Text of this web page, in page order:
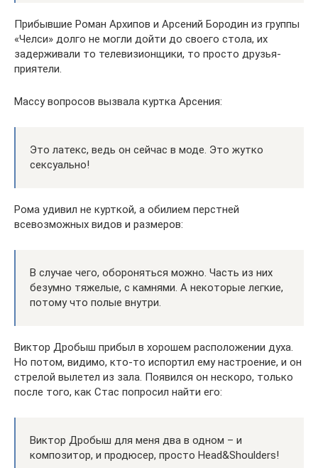
Прибывшие Роман Архипов и Арсений Бородин из группы
«Челси» долго не могли дойти до своего стола, их
задерживали то телевизионщики, то просто друзья-
приятели.
Массу вопросов вызвала куртка Арсения:
Это латекс, ведь он сейчас в моде. Это жутко
сексуально!
Рома удивил не курткой, а обилием перстней
всевозможных видов и размеров:
В случае чего, обороняться можно. Часть из них
безумно тяжелые, с камнями. А некоторые легкие,
потому что полые внутри.
Виктор Дробыш прибыл в хорошем расположении духа.
Но потом, видимо, кто-то испортил ему настроение, и он
стрелой вылетел из зала. Появился он нескоро, только
после того, как Стас попросил найти его:
Виктор Дробыш для меня два в одном – и
композитор, и продюсер, просто Head&Shoulders!